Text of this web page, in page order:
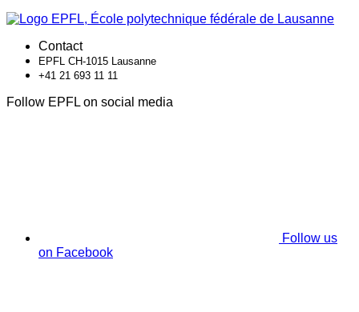
Contact
EPFL CH-1015 Lausanne
+41 21 693 11 11
Follow EPFL on social media
Follow us
on Facebook